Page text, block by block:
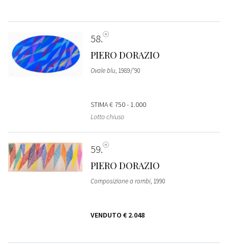
58
PIERO DORAZIO
Ovale blu, 1989/'90
STIMA€ 750 - 1.000
Lotto chiuso
59
PIERO DORAZIO
Composizione a rombi, 1990
VENDUTO € 2.048